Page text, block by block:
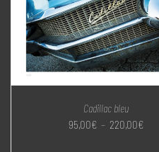
Cadillac bleu
95,00€ – 220,00€